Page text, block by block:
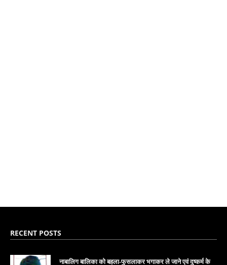
RECENT POSTS
नाबालिग बालिका को बहला-फुसलाकर भगाकर ले जाने एवं दुष्कर्म के